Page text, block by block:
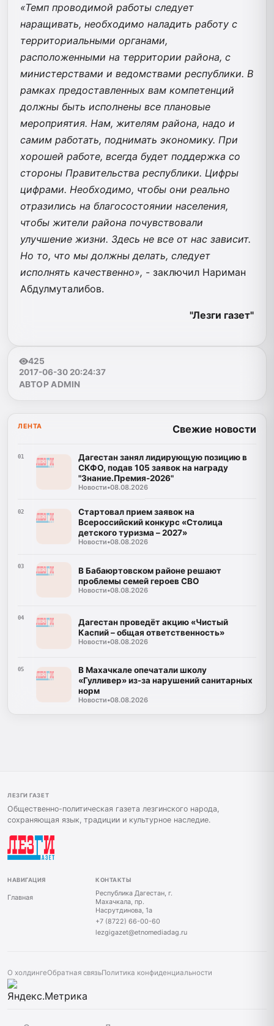
«Темп проводимой работы следует
наращивать, необходимо наладить работу с
территориальными органами,
расположенными на территории района, с
министерствами и ведомствами республики. В
рамках предоставленных вам компетенций
должны быть исполнены все плановые
мероприятия. Нам, жителям района, надо и
самим работать, поднимать экономику. При
хорошей работе, всегда будет поддержка со
стороны Правительства республики. Цифры
цифрами. Необходимо, чтобы они реально
отразились на благосостоянии населения,
чтобы жители района почувствовали
улучшение жизни. Здесь не все от нас зависит.
Но то, что мы должны делать, следует
исполнять качественно», - заключил Нариман
Абдулмуталибов.
"Лезги газет"
425
2017-06-30 20:24:37
АВТОР ADMIN
ЛЕНТА Свежие новости
01
Дагестан занял лидирующую позицию в
СКФО, подав 105 заявок на награду
"Знание.Премия-2026"
Новости•08.08.2026
02
Стартовал прием заявок на
Всероссийский конкурс «Столица
детского туризма – 2027»
Новости•08.08.2026
03
В Бабаюртовском районе решают
проблемы семей героев СВО
Новости•08.08.2026
04
Дагестан проведёт акцию «Чистый
Каспий – общая ответственность»
Новости•08.08.2026
05
В Махачкале опечатали школу
«Гулливер» из-за нарушений санитарных
норм
Новости•08.08.2026
ЛЕЗГИ ГАЗЕТ
Общественно-политическая газета лезгинского народа,
сохраняющая язык, традиции и культурное наследие.
НАВИГАЦИЯ
Главная
КОНТАКТЫ
Республика Дагестан, г.
Махачкала, пр.
Насрутдинова, 1а
+7 (8722) 66-00-60
lezgigazet@etnomediadag.ru
О холдингеОбратная связьПолитика конфиденциальности